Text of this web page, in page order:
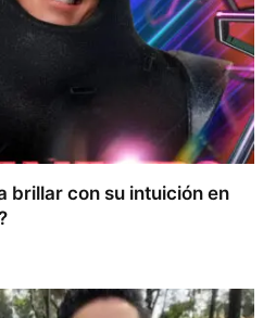
brillar con su intuición en